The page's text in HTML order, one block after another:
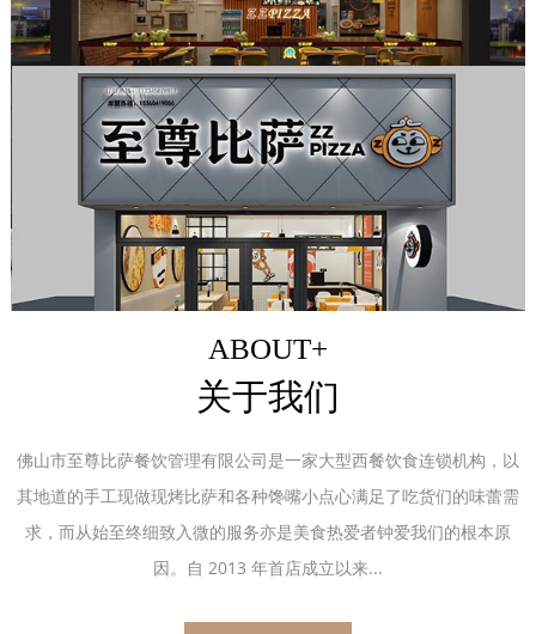
ABOUT+
关于我们
佛山市至尊比萨餐饮管理有限公司是一家大型西餐饮食连锁机构，以
其地道的手工现做现烤比萨和各种馋嘴小点心满足了吃货们的味蕾需
求，而从始至终细致入微的服务亦是美食热爱者钟爱我们的根本原
因。自 2013 年首店成立以来...